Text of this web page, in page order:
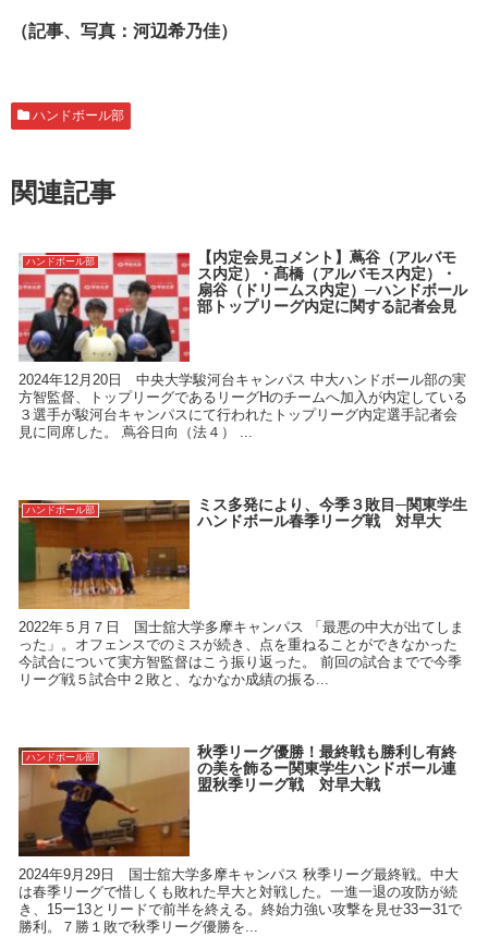
（記事、写真：河辺希乃佳）
ハンドボール部
関連記事
ハンドボール部
【内定会見コメント】蔦谷（アルバモ
ス内定）・髙橋（アルバモス内定）・
扇谷（ドリームス内定）─ハンドボール
部トップリーグ内定に関する記者会見
2024年12月20日 中央大学駿河台キャンパス 中大ハンドボール部の実
方智監督、トップリーグであるリーグHのチームへ加入が内定している
３選手が駿河台キャンパスにて行われたトップリーグ内定選手記者会
見に同席した。 蔦谷日向（法４） ...
ハンドボール部
ミス多発により、今季３敗目─関東学生
ハンドボール春季リーグ戦 対早大
2022年５月７日 国士舘大学多摩キャンパス 「最悪の中大が出てしま
った」。オフェンスでのミスが続き、点を重ねることができなかった
今試合について実方智監督はこう振り返った。 前回の試合までで今季
リーグ戦５試合中２敗と、なかなか成績の振る...
ハンドボール部
秋季リーグ優勝！最終戦も勝利し有終
の美を飾るー関東学生ハンドボール連
盟秋季リーグ戦 対早大戦
2024年9月29日 国士舘大学多摩キャンパス 秋季リーグ最終戦。中大
は春季リーグで惜しくも敗れた早大と対戦した。一進一退の攻防が続
き、15ー13とリードで前半を終える。終始力強い攻撃を見せ33ー31で
勝利。７勝１敗で秋季リーグ優勝を...